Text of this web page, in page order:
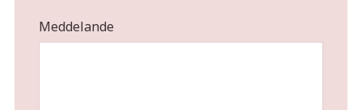
Meddelande